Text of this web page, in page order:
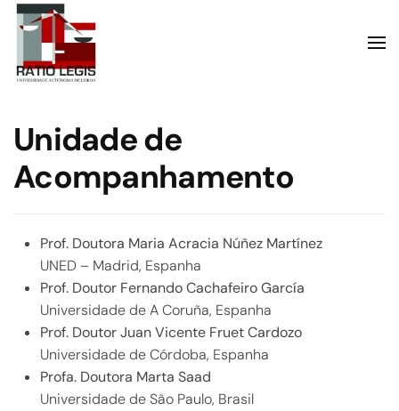
Skip to main content
Unidade de
Acompanhamento
Prof. Doutora Maria Acracia Núñez Martínez
UNED – Madrid, Espanha
Prof. Doutor Fernando Cachafeiro García
Universidade de A Coruña, Espanha
Prof. Doutor Juan Vicente Fruet Cardozo
Universidade de Córdoba, Espanha
Profa. Doutora Marta Saad
Universidade de São Paulo, Brasil